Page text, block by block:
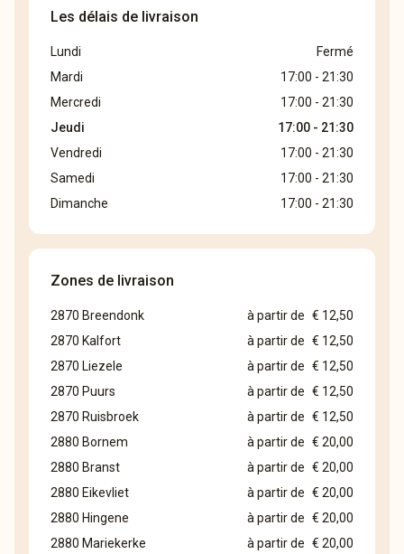
Les délais de livraison
Lundi
Fermé
Mardi
17:00 - 21:30
Mercredi
17:00 - 21:30
Jeudi
17:00 - 21:30
Vendredi
17:00 - 21:30
Samedi
17:00 - 21:30
Dimanche
17:00 - 21:30
Zones de livraison
2870 Breendonk à partir de € 12,50
2870 Kalfort
à partir de € 12,50
2870 Liezele
à partir de € 12,50
2870 Puurs
à partir de € 12,50
2870 Ruisbroek
à partir de € 12,50
2880 Bornem
à partir de € 20,00
2880 Branst
à partir de € 20,00
2880 Eikevliet
à partir de € 20,00
2880 Hingene
à partir de € 20,00
2880 Mariekerke
à partir de € 20,00